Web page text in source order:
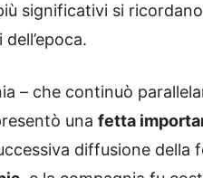
significativi si
– che continuò
una fetta
diffusione della